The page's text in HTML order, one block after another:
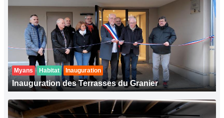
Myans Habitat Inauguration
Inauguration des Terrasses du Granier